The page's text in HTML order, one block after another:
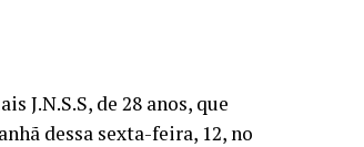
J.N.S.S, de 28 anos, que
dessa sexta-feira, 12, no